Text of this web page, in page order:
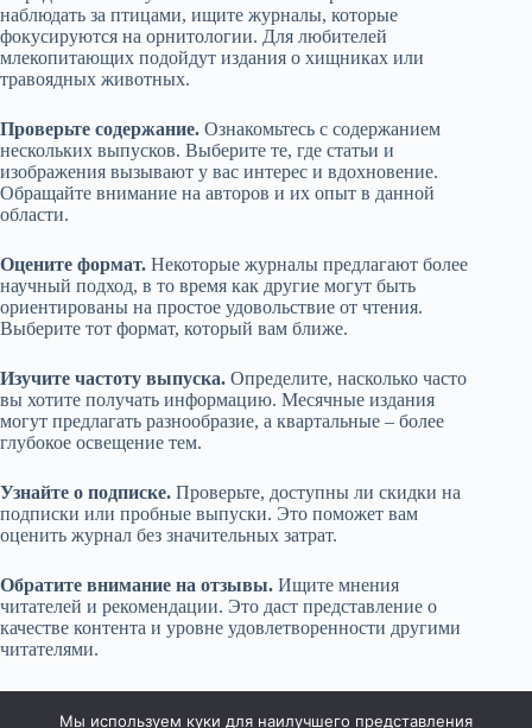
наблюдать за птицами, ищите журналы, которые
фокусируются на орнитологии. Для любителей
млекопитающих подойдут издания о хищниках или
травоядных животных.
Проверьте содержание. Ознакомьтесь с содержанием
нескольких выпусков. Выберите те, где статьи и
изображения вызывают у вас интерес и вдохновение.
Обращайте внимание на авторов и их опыт в данной
области.
Оцените формат. Некоторые журналы предлагают более
научный подход, в то время как другие могут быть
ориентированы на простое удовольствие от чтения.
Выберите тот формат, который вам ближе.
Изучите частоту выпуска. Определите, насколько часто
вы хотите получать информацию. Месячные издания
могут предлагать разнообразие, а квартальные – более
глубокое освещение тем.
Узнайте о подписке. Проверьте, доступны ли скидки на
подписки или пробные выпуски. Это поможет вам
оценить журнал без значительных затрат.
Обратите внимание на отзывы. Ищите мнения
читателей и рекомендации. Это даст представление о
качестве контента и уровне удовлетворенности другими
читателями.
знаниями и наслаждением от чтения о дикой природе.
Мы используем куки для наилучшего представления